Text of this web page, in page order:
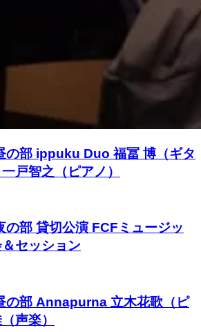
の部 ippuku Duo 福冨 博（ギタ
戸智之（ピアノ）
の部 貸切公演 FCFミュージッ
セッション
の部 Annapurna 立木花歌（ピ
声楽）